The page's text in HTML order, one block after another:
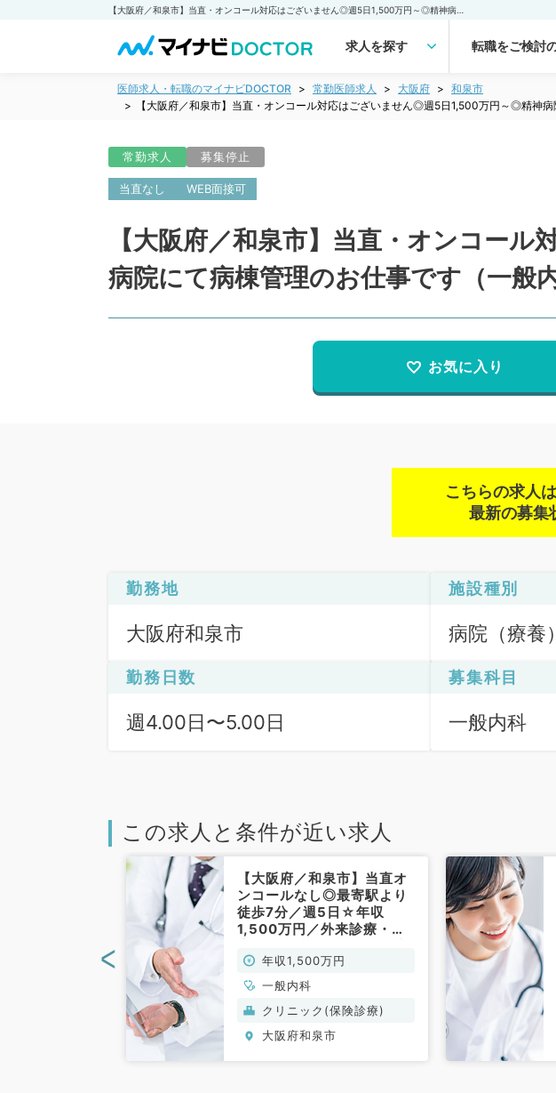
求人を探す 転職をご検討
医師求人・転職のマイナビDOCTOR 常勤医師求人 大阪府
和泉市
【大阪府／和泉市】当直・オンコール対応はございません◎週5日1,500万円～◎精神病
常勤求人 募集停止
当直なし WEB面接可
【大阪府／和泉市】当直・オンコー
病院にて病棟管理のお仕事です（一般
お気に入り
こちらの求人
最新の募集
勤務地
大阪府和泉市
施設種別
病院（療養）
勤務日数
週4.00日〜5.00日
募集科目
一般内科
この求人と条件が近い求人
【大阪府／和泉市】当直オ
ンコールなし◎最寄駅より
徒歩7分／週5日☆年収
1,500万円／外来診療・病
問診療のお仕事です（内科
／常勤）
年収1,500万円
一般内科
クリニック(保険診療)
大阪府和泉市
<